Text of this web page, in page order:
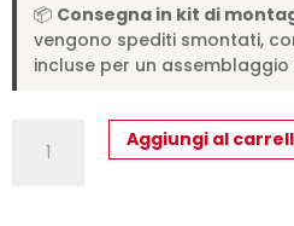
📦 Consegna in kit di
vengono spediti smontati,
incluse per un assemblaggio
allungabile
Aggiungi al